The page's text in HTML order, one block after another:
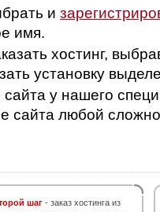
и
имя.
хостинг,
установку
сайта у нашего
сайта любой
шаг - заказ хостинга из